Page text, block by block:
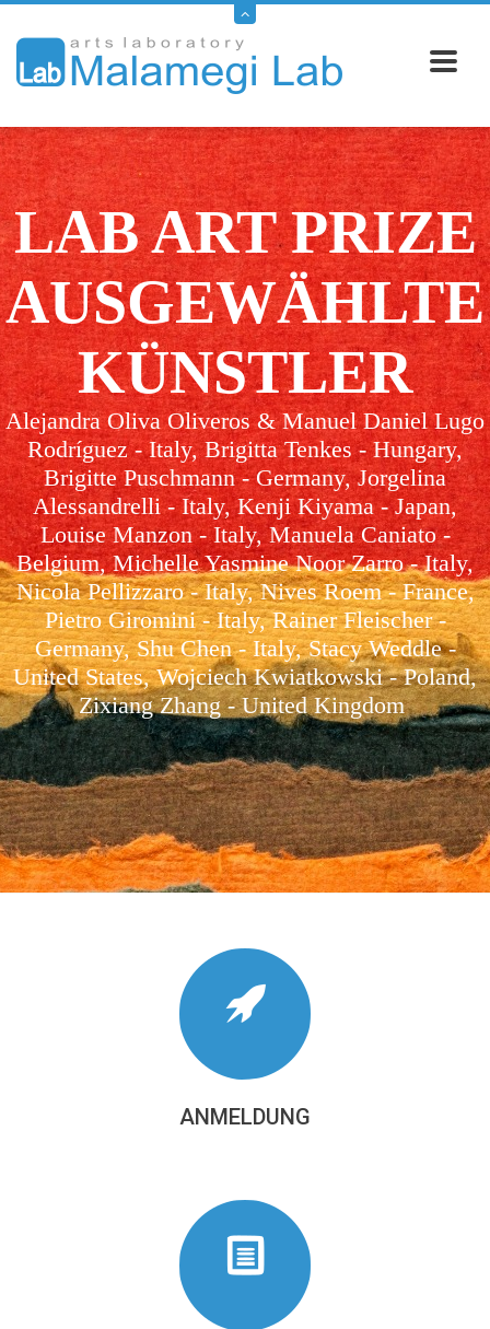
LAB ART PRIZE
AUSGEWÄHLTE
KÜNSTLER
Alejandra Oliva Oliveros & Manuel Daniel Lugo
Rodríguez - Italy, Brigitta Tenkes - Hungary,
Brigitte Puschmann - Germany, Jorgelina
Alessandrelli - Italy, Kenji Kiyama - Japan,
Louise Manzon - Italy, Manuela Caniato -
Belgium, Michelle Yasmine Noor Zarro - Italy,
Nicola Pellizzaro - Italy, Nives Roem - France,
Pietro Giromini - Italy, Rainer Fleischer -
Germany, Shu Chen - Italy, Stacy Weddle -
United States, Wojciech Kwiatkowski - Poland,
Zixiang Zhang - United Kingdom
ANMELDUNG